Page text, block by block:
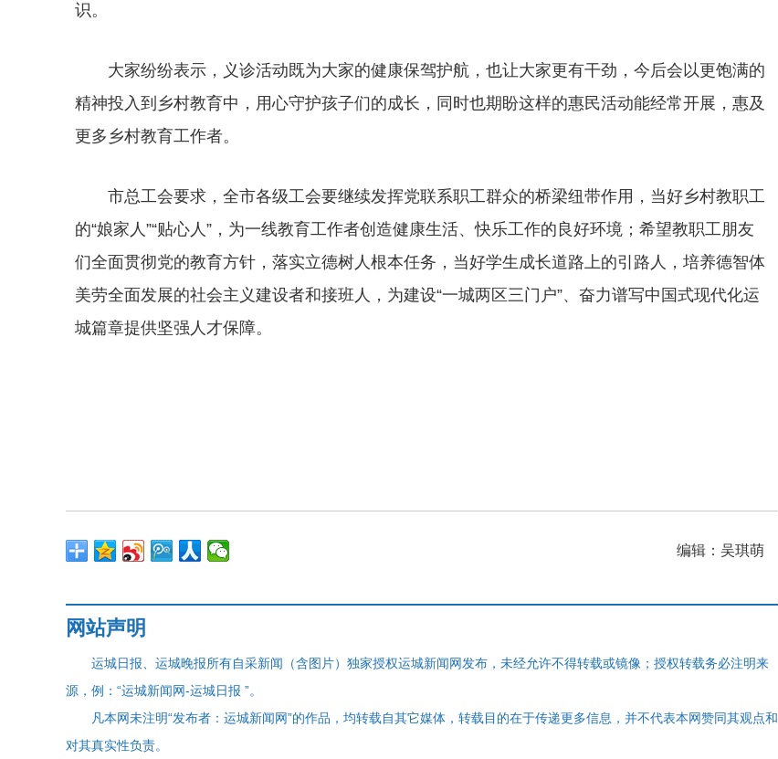
识。
大家纷纷表示，义诊活动既为大家的健康保驾护航，也让大家更有干劲，今后会以更饱满的
精神投入到乡村教育中，用心守护孩子们的成长，同时也期盼这样的惠民活动能经常开展，惠及
更多乡村教育工作者。
市总工会要求，全市各级工会要继续发挥党联系职工群众的桥梁纽带作用，当好乡村教职工
的“娘家人”“贴心人”，为一线教育工作者创造健康生活、快乐工作的良好环境；希望教职工朋友
们全面贯彻党的教育方针，落实立德树人根本任务，当好学生成长道路上的引路人，培养德智体
美劳全面发展的社会主义建设者和接班人，为建设“一城两区三门户”、奋力谱写中国式现代化运
城篇章提供坚强人才保障。
编辑：吴琪萌
网站声明
运城日报、运城晚报所有自采新闻（含图片）独家授权运城新闻网发布，未经允许不得转载或镜像；授权转载务必注明来
源，例：“运城新闻网-运城日报 ”。
凡本网未注明“发布者：运城新闻网”的作品，均转载自其它媒体，转载目的在于传递更多信息，并不代表本网赞同其观点和
对其真实性负责。